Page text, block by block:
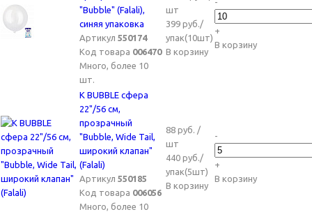
"Bubble" (Falali),
синяя упаковка
Артикул 550174
Код товара 006470
Много, более 10
шт.
шт
399 руб./
упак(10шт)
В корзину
-
+
В корзину
K BUBBLE сфера
22"/56 см,
прозрачный
"Bubble, Wide Tail,
широкий клапан"
(Falali)
Артикул 550185
Код товара 006056
Много, более 10
88 руб. /
шт
440 руб./
упак(5шт)
В корзину
-
+
В корзину